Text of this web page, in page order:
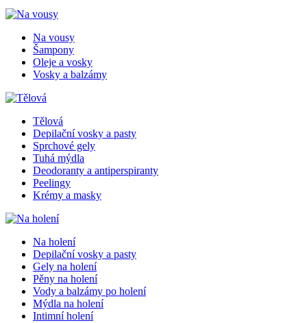
Na vousy
Šampony
Oleje a vosky
Vosky a balzámy
Tělová
Depilační vosky a pasty
Sprchové gely
Tuhá mýdla
Deodoranty a antiperspiranty
Peelingy
Krémy a masky
Na holení
Depilační vosky a pasty
Gely na holení
Pěny na holení
Vody a balzámy po holení
Mýdla na holení
Intimní holení